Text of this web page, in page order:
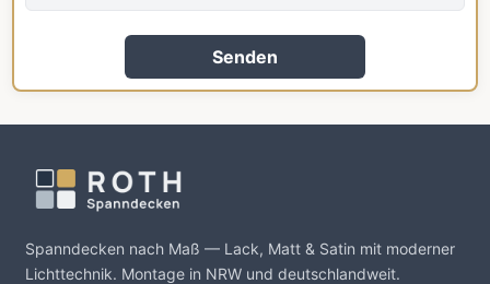
Senden
Spanndecken nach Maß — Lack, Matt & Satin mit moderner
Lichttechnik. Montage in NRW und deutschlandweit.